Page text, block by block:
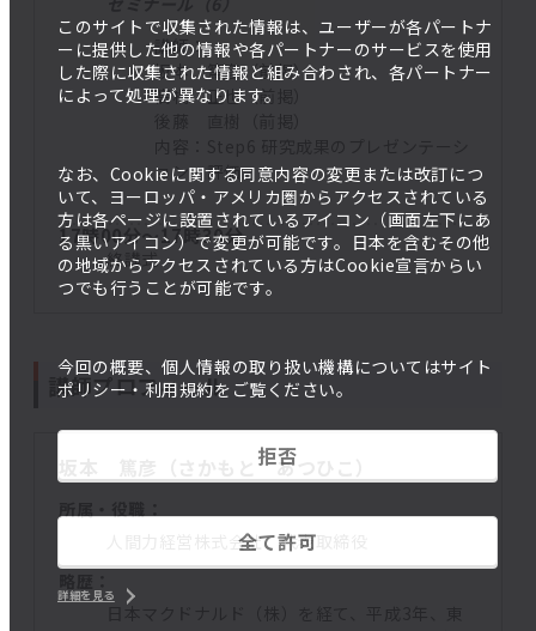
このサイトで収集された情報は、ユーザーが各パートナ
ーに提供した他の情報や各パートナーのサービスを使用
した際に収集された情報と組み合わされ、各パートナー
によって処理が異なります。
なお、Cookieに関する同意内容の変更または改訂につ
いて、ヨーロッパ・アメリカ圏からアクセスされている
方は各ページに設置されているアイコン（画面左下にあ
る黒いアイコン）で変更が可能です。日本を含むその他
の地域からアクセスされている方はCookie宣言からい
つでも行うことが可能です。
今回の概要、個人情報の取り扱い機構についてはサイト
ポリシー・利用規約をご覧ください。
拒否
全て許可
詳細を見る
講師：
坂本 篤彦（前掲）
髙橋 正也（前掲）
ョン・評価
17時00分～17時30分
終講式
講師プロフィール
坂本 篤彦（さかもと あつひこ）
人間力経営株式会社 代表取締役